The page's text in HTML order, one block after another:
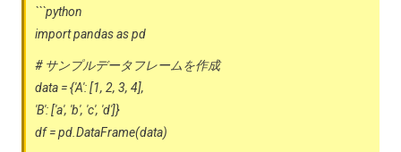
```python
import pandas as pd
# サンプルデータフレームを作成
data = {'A': [1, 2, 3, 4],
'B': ['a', 'b', 'c', 'd']}
df = pd.DataFrame(data)